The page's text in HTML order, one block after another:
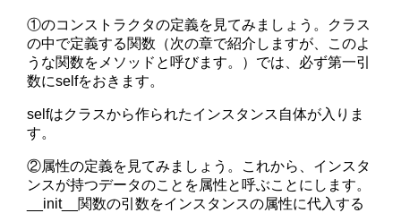
①のコンストラクタの定義を見てみましょう。クラス
の中で定義する関数（次の章で紹介しますが、このよ
うな関数をメソッドと呼びます。）では、必ず第一引
数にselfをおきます。
selfはクラスから作られたインスタンス自体が入りま
す。
②属性の定義を見てみましょう。これから、インスタ
ンスが持つデータのことを属性と呼ぶことにします。
__init__関数の引数をインスタンスの属性に代入する